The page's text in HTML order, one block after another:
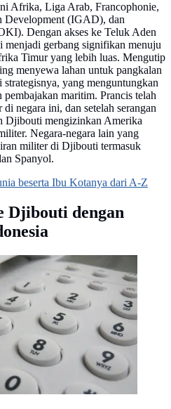
Afrika, Liga Arab, Francophonie,
Development (IGAD), dan
Dengan akses ke Teluk Aden
menjadi gerbang signifikan menuju
Timur yang lebih luas. Mengutip
menyewa lahan untuk pangkalan
yang menguntungkan
maritim. Prancis telah
negara ini, dan setelah serangan
Djibouti mengizinkan Amerika
Negara-negara lain yang
militer di Djibouti termasuk
Spanyol.
beserta Ibu Kotanya dari A-Z
Djibouti dengan
oleh
Pixabay)